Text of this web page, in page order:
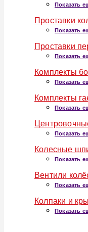
Показать
Проставки
Показать
Проставки
Показать
Комплекты
Показать
Комплекты
Показать
Показать
Колесные
Показать
Вентили
Показать
Колпаки и
Показать